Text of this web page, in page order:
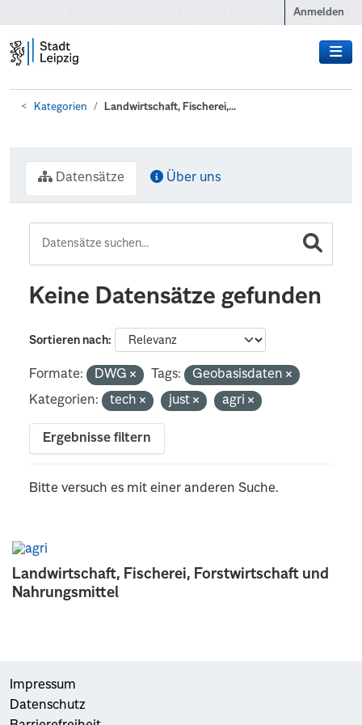
Anmelden
Kategorien Landwirtschaft, Fischerei,...
Landwirtschaft, Fischerei, Forstwirtschaft und
Nahrungsmittel
Datensätze Über uns
Keine Datensätze gefunden
Sortieren nach
Formate: DWG Tags:
Geobasisdaten
Kategorien:
tech just agri
Ergebnisse filtern
Bitte versuch es mit einer anderen Suche.
Impressum
Datenschutz